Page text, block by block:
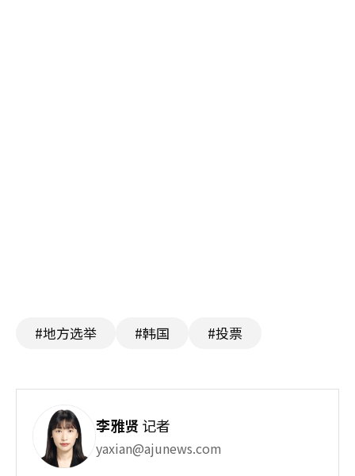
#地方选举 #韩国 #投票
李雅贤记者
yaxian@ajunews.com